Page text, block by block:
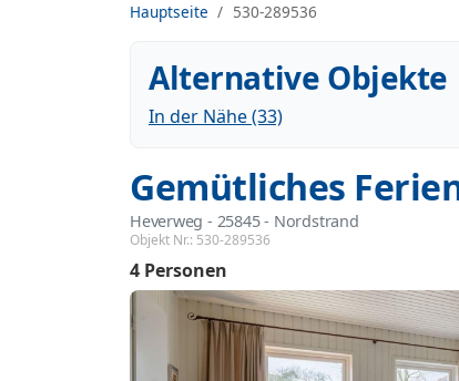
Hauptseite 530-289536
Alternative Objekte
In der Nähe (33)
Gemütliches
Heverweg - 25845 - Nordstrand
Objekt Nr.: 530-289536
4 Personen